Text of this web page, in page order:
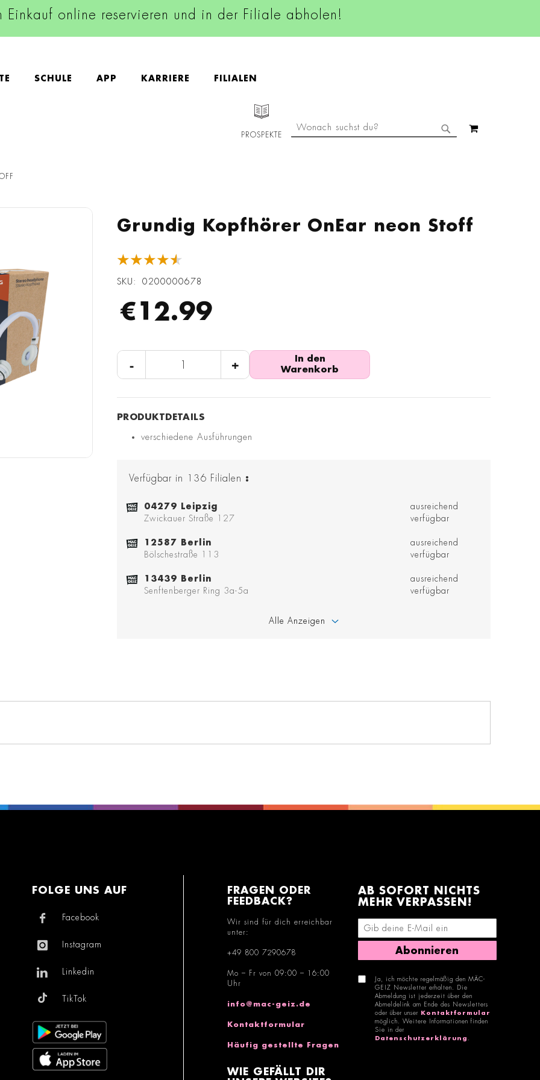
Einkauf online reservieren und in der Filiale abholen!
SCHULE APP KARRIERE FILIALEN
PROSPEKTE
SUCHE
Grundig Kopfhörer OnEar neon Stoff
★★★★★
SKU 0200000678
€12.99
- +
In den
Warenkorb
verschiedene Ausführungen
Verfügbar in 136 Filialen :
04279 Leipzig
Zwickauer Straße 127
ausreichend
verfügbar
12587 Berlin
Bölschestraße 113
ausreichend
verfügbar
13439 Berlin
Senftenberger Ring 3a-5a
ausreichend
verfügbar
Alle Anzeigen
FOLGE UNS AUF
Facebook
Instagram
Linkedin
TikTok
FRAGEN ODER
FEEDBACK?
Wir sind für dich erreichbar
unter:
+49 800 7290678
Mo – Fr von 09:00 – 16:00
Uhr
info@mac-geiz.de
Kontaktformular
Häufig gestellte Fragen
WIE GEFÄLLT DIR
AB SOFORT NICHTS
MEHR VERPASSEN!
E-Mail-Adresse eingeben
Abonnieren
Ja, ich möchte regelmäßig den MÄC-
GEIZ Newsletter erhalten. Die
Abmeldung ist jederzeit über den
Abmeldelink am Ende des Newsletters
oder über unser
Kontaktformular
möglich. Weitere Informationen finden
Sie in der
Datenschutzerklärung .